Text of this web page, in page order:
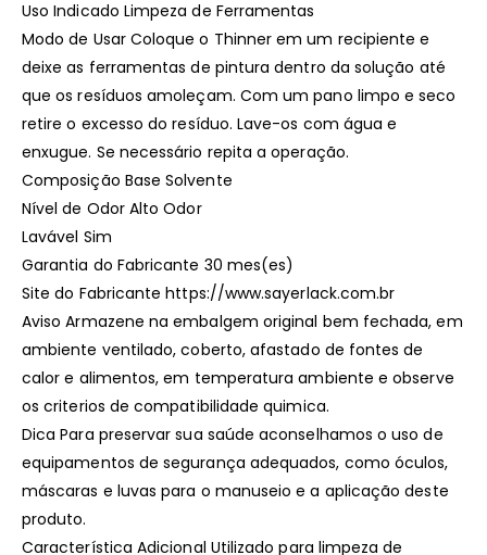
Uso Indicado Limpeza de Ferramentas
Modo de Usar Coloque o Thinner em um recipiente e
deixe as ferramentas de pintura dentro da solução até
que os resíduos amoleçam. Com um pano limpo e seco
retire o excesso do resíduo. Lave-os com água e
enxugue. Se necessário repita a operação.
Composição Base Solvente
Nível de Odor Alto Odor
Lavável Sim
Garantia do Fabricante 30 mes(es)
Site do Fabricante https://www.sayerlack.com.br
Aviso Armazene na embalgem original bem fechada, em
ambiente ventilado, coberto, afastado de fontes de
calor e alimentos, em temperatura ambiente e observe
os criterios de compatibilidade quimica.
Dica Para preservar sua saúde aconselhamos o uso de
equipamentos de segurança adequados, como óculos,
máscaras e luvas para o manuseio e a aplicação deste
produto.
Característica Adicional Utilizado para limpeza de